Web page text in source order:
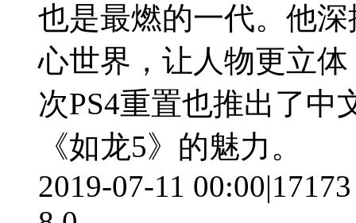
也是最燃的一代。他
心世界，让人物更立
次PS4重置也推出了中
《如龙5》的魅力。
2019-07-11 00:00|17173